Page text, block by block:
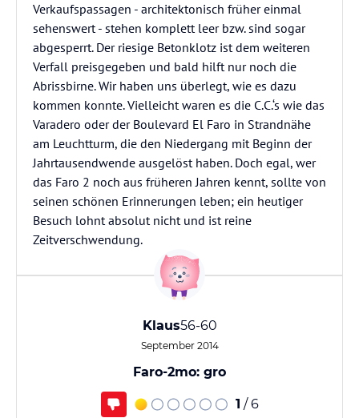
Verkaufspassagen - architektonisch früher einmal
sehenswert - stehen komplett leer bzw. sind sogar
abgesperrt. Der riesige Betonklotz ist dem weiteren
Verfall preisgegeben und bald hilft nur noch die
Abrissbirne. Wir haben uns überlegt, wie es dazu
kommen konnte. Vielleicht waren es die C.C.‘s wie das
Varadero oder der Boulevard El Faro in Strandnähe
am Leuchtturm, die den Niedergang mit Beginn der
Jahrtausendwende ausgelöst haben. Doch egal, wer
das Faro 2 noch aus früheren Jahren kennt, sollte von
seinen schönen Erinnerungen leben; ein heutiger
Besuch lohnt absolut nicht und ist reine
Zeitverschwendung.
Klaus56-60
September 2014
Faro-2mo: gro
1 / 6